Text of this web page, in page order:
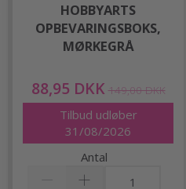
HOBBYARTS
OPBEVARINGSBOKS,
MØRKEGRÅ
88,95 DKK 149,00 DKK
Tilbud udløber
31/08/2026
Antal